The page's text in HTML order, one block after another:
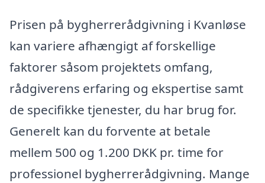
Prisen på bygherrerådgivning i Kvanløse
kan variere afhængigt af forskellige
faktorer såsom projektets omfang,
rådgiverens erfaring og ekspertise samt
de specifikke tjenester, du har brug for.
Generelt kan du forvente at betale
mellem 500 og 1.200 DKK pr. time for
professionel bygherrerådgivning. Mange